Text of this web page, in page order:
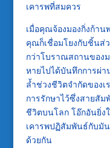
เคารพที่สมควร
เมื่อคุณจ้องมองกิ่งก้า
คุณก็เชื่อมโยงกับชิ้นส่
กว่าโบราณสถานของ
หายไปได้บันทึกการผ่
ล้ำช่วงชีวิตจำกัดของ
การรักษาไว้ซึ่งสายสัม
ชีวิตบนโลก โอ๊กอันยิ่ง
เคารพปฏิสัมพันธ์กับมั
ด้วยกัน